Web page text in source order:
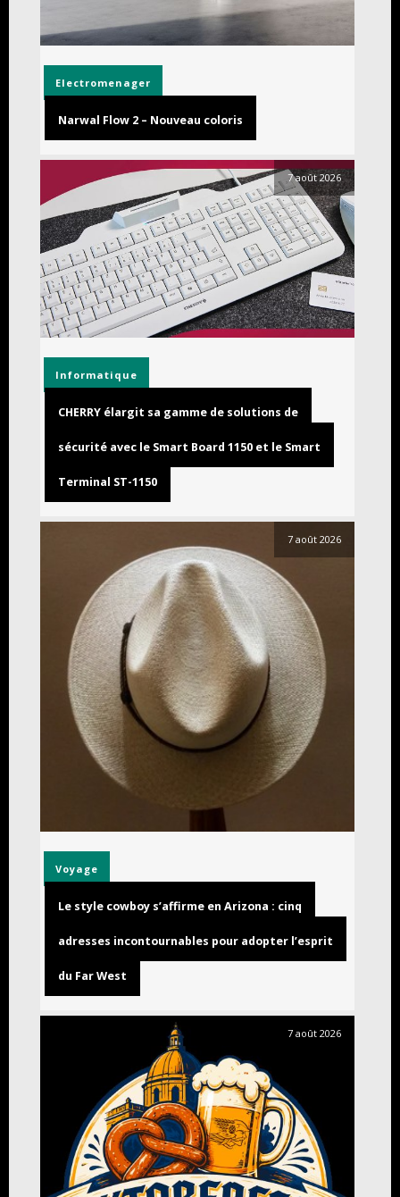
Electromenager
Narwal Flow 2 – Nouveau coloris
7 août 2026
Informatique
CHERRY élargit sa gamme de solutions de
sécurité avec le Smart Board 1150 et le Smart
Terminal ST-1150
7 août 2026
Voyage
Le style cowboy s’affirme en Arizona : cinq
adresses incontournables pour adopter l’esprit
du Far West
7 août 2026